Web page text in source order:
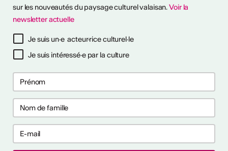
2024/2025
sur les nouveautés du paysage culturel valaisan.Voir la
newsletter actuelle
Je suis un·e acteur·rice culturel·le
Je suis intéressé·e par la culture